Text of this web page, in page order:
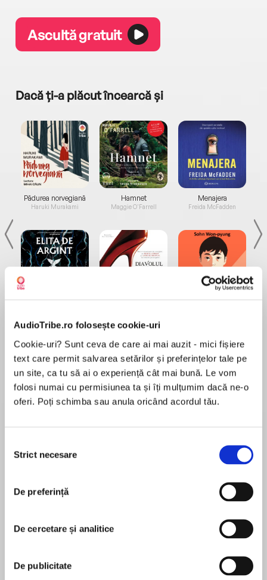
AudioTribe.ro folosește cookie-uri
Cookie-uri? Sunt ceva de care ai mai auzit - mici fișiere
text care permit salvarea setărilor și preferințelor tale pe
un site, ca tu să ai o experiență cât mai bună. Le vom
folosi numai cu permisiunea ta și îți mulțumim dacă ne-o
oferi. Poți schimba sau anula oricând acordul tău.
consimțământului
Strict necesare
De preferință
De cercetare și analitice
De publicitate
Ascultă gratuit
Dacă ți-a plăcut încearcă și
Pădurea norvegiană
Haruki Murakami
Hamnet
Maggie O'Farrell
Menajera
Freida McFadden
Desprecarte
Harry Flashman: the unrepentant bully of Tom
with foreign languages and fornication. A
reluctant military hero, Flashman plays a key
of the 19th century, despite trying his utmost to
In addition to the other famous adventures
eminent if disreputable adventurer.
În acest moment nu există recenzii